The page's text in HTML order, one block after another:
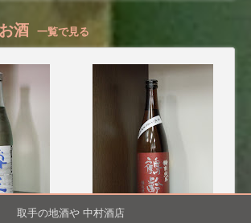
酒 一覧で見る
取手の地酒や 中村酒店